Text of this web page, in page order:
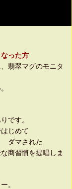
った方
翡翠マグのモニタ
です。
じめて
ダマされた
商習慣を提唱しま
。